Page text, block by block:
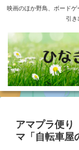
映画のほか野鳥、ボード
引
アマプラ便
マ「自転車屋